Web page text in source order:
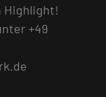
Highlight!
+49